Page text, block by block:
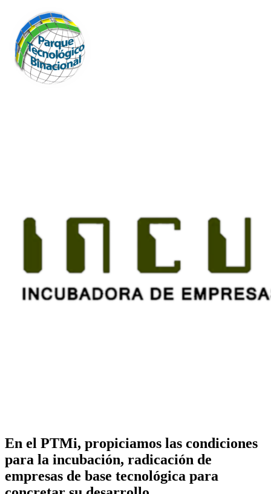
En el PTMi, propiciamos las condiciones
para la incubación, radicación de
empresas de base tecnológica para